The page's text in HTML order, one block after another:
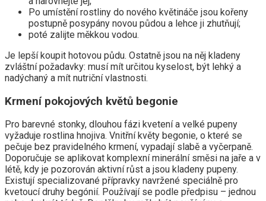
Po umístění rostliny do nového květináče jsou kořeny
postupně posypány novou půdou a lehce ji zhutňují;
poté zalijte měkkou vodou.
Je lepší koupit hotovou půdu. Ostatně jsou na něj kladeny
zvláštní požadavky: musí mít určitou kyselost, být lehký a
nadýchaný a mít nutriční vlastnosti.
Krmení pokojových květů begonie
Pro barevné stonky, dlouhou fázi kvetení a velké pupeny
vyžaduje rostlina hnojiva. Vnitřní květy begonie, o které se
pečuje bez pravidelného krmení, vypadají slabě a vyčerpaně.
Doporučuje se aplikovat komplexní minerální směsi na jaře a v
létě, kdy je pozorován aktivní růst a jsou kladeny pupeny.
Existují specializované přípravky navržené speciálně pro
kvetoucí druhy begónií. Používají se podle předpisu – jednou